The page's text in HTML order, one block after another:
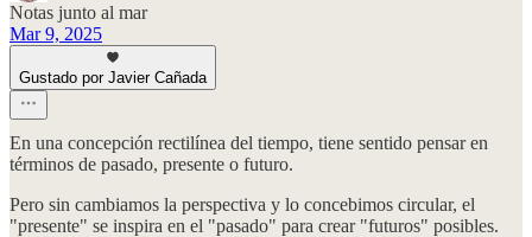
Notas junto al mar
Mar 9, 2025
Gustado por Javier Cañada
En una concepción rectilínea del tiempo, tiene sentido pensar en
términos de pasado, presente o futuro.
Pero sin cambiamos la perspectiva y lo concebimos circular, el
"presente" se inspira en el "pasado" para crear "futuros" posibles.